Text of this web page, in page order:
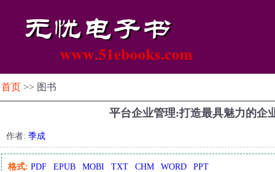
首页 >> 图书
平台企业管理:打造最具魅力的企
作者: 季成
格式: PDF EPUB MOBI TXT CHM WORD PPT